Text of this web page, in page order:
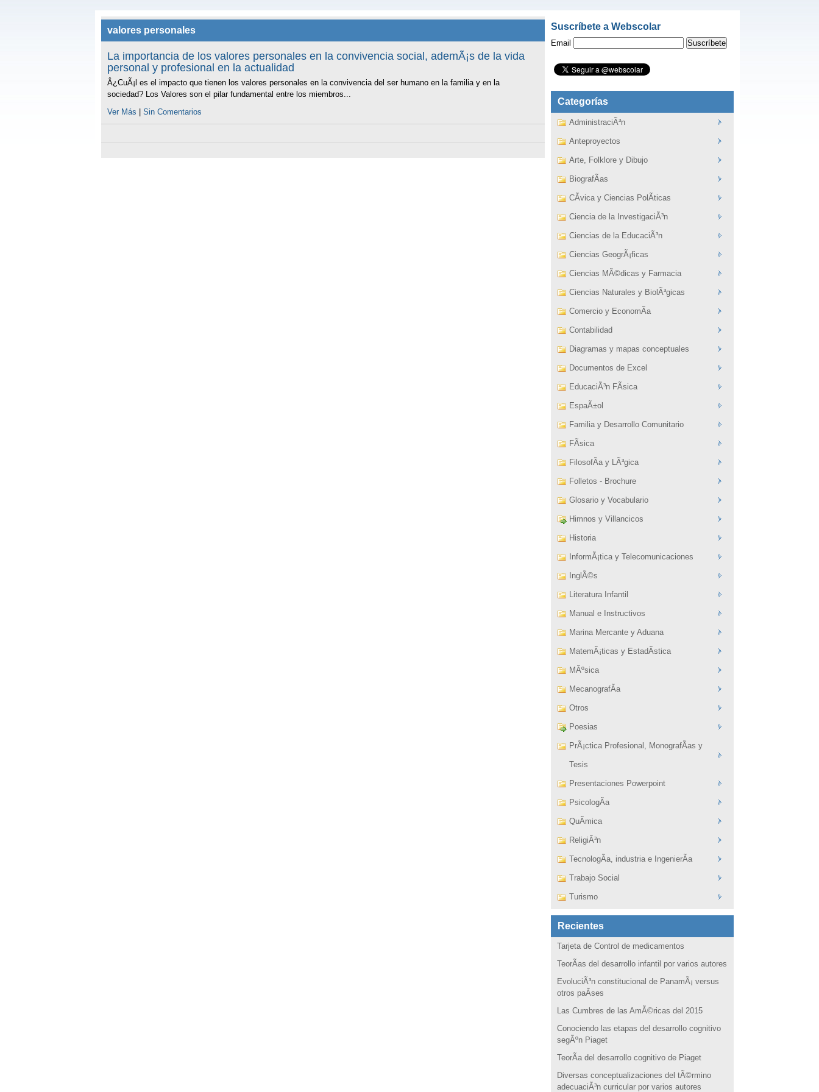
valores personales
La importancia de los valores personales en la convivencia social, ademÃ¡s de la vida
personal y profesional en la actualidad
Â¿CuÃ¡l es el impacto que tienen los valores personales en la convivencia del ser humano en la familia y en la
sociedad? Los Valores son el pilar fundamental entre los miembros...
Ver Más
Sin Comentarios
Suscríbete a Webscolar
Email
Categorías
AdministraciÃ³n
Anteproyectos
Arte, Folklore y Dibujo
BiografÃ­as
CÃ­vica y Ciencias PolÃ­ticas
Ciencia de la InvestigaciÃ³n
Ciencias de la EducaciÃ³n
Ciencias GeogrÃ¡ficas
Ciencias MÃ©dicas y Farmacia
Ciencias Naturales y BiolÃ³gicas
Comercio y EconomÃ­a
Contabilidad
Diagramas y mapas conceptuales
Documentos de Excel
EducaciÃ³n FÃ­sica
EspaÃ±ol
Familia y Desarrollo Comunitario
FÃ­sica
FilosofÃ­a y LÃ³gica
Folletos - Brochure
Glosario y Vocabulario
Himnos y Villancicos
Historia
InformÃ¡tica y Telecomunicaciones
InglÃ©s
Literatura Infantil
Manual e Instructivos
Marina Mercante y Aduana
MatemÃ¡ticas y EstadÃ­stica
MÃºsica
MecanografÃ­a
Otros
Poesias
PrÃ¡ctica Profesional, MonografÃ­as y
Tesis
Presentaciones Powerpoint
PsicologÃ­a
QuÃ­mica
ReligiÃ³n
TecnologÃ­a, industria e IngenierÃ­a
Trabajo Social
Turismo
Recientes
Tarjeta de Control de medicamentos
TeorÃ­as del desarrollo infantil por varios autores
EvoluciÃ³n constitucional de PanamÃ¡ versus
otros paÃ­ses
Las Cumbres de las AmÃ©ricas del 2015
Conociendo las etapas del desarrollo cognitivo
segÃºn Piaget
TeorÃ­a del desarrollo cognitivo de Piaget
Diversas conceptualizaciones del tÃ©rmino
adecuaciÃ³n curricular por varios autores